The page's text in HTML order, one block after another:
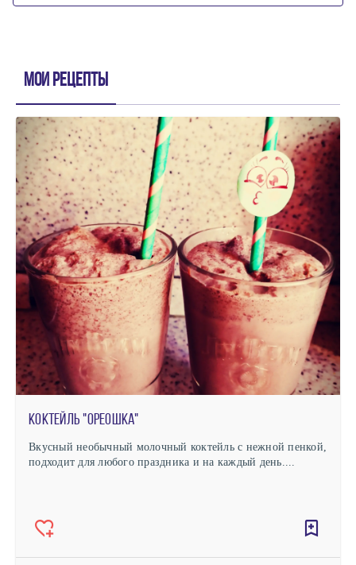
Мои рецепты
Коктейль "Ореошка"
Вкусный необычный молочный коктейль с нежной пенкой,
подходит для любого праздника и на каждый день....